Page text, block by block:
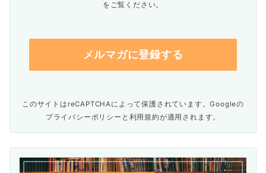
をご覧ください。
このサイトはreCAPTCHAによって保護されています。Googleの
プライバシーポリシー と 利用規約が適用されます。